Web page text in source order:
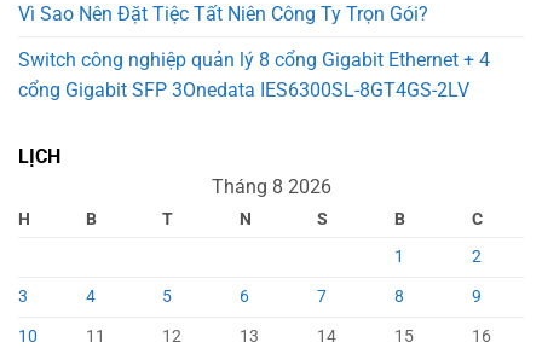
Vì Sao Nên Đặt Tiệc Tất Niên Công Ty Trọn Gói?
Switch công nghiệp quản lý 8 cổng Gigabit Ethernet + 4
cổng Gigabit SFP 3Onedata IES6300SL-8GT4GS-2LV
LỊCH
Tháng 8 2026
H B T N S B
C
1
2
3
4 5 6 7 8
9
10
11 12 13 14 15
16